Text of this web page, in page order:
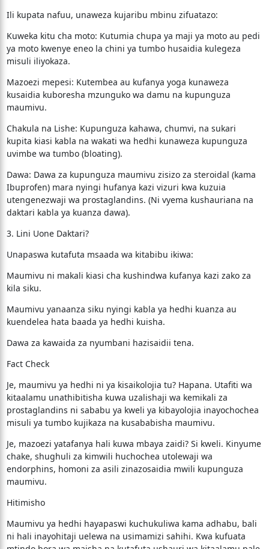
​Ili kupata nafuu, unaweza kujaribu mbinu zifuatazo:
​Kuweka kitu cha moto: Kutumia chupa ya maji ya moto au pedi
ya moto kwenye eneo la chini ya tumbo husaidia kulegeza
misuli iliyokaza.
​Mazoezi mepesi: Kutembea au kufanya yoga kunaweza
kusaidia kuboresha mzunguko wa damu na kupunguza
maumivu.
​Chakula na Lishe: Kupunguza kahawa, chumvi, na sukari
kupita kiasi kabla na wakati wa hedhi kunaweza kupunguza
uvimbe wa tumbo (bloating).
​Dawa: Dawa za kupunguza maumivu zisizo za steroidal (kama
Ibuprofen) mara nyingi hufanya kazi vizuri kwa kuzuia
utengenezwaji wa prostaglandins. (Ni vyema kushauriana na
daktari kabla ya kuanza dawa).
​3. Lini Uone Daktari?
​Unapaswa kutafuta msaada wa kitabibu ikiwa:
​Maumivu ni makali kiasi cha kushindwa kufanya kazi zako za
kila siku.
​Maumivu yanaanza siku nyingi kabla ya hedhi kuanza au
kuendelea hata baada ya hedhi kuisha.
​Dawa za kawaida za nyumbani hazisaidii tena.
​Fact Check
​Je, maumivu ya hedhi ni ya kisaikolojia tu? Hapana. Utafiti wa
kitaalamu unathibitisha kuwa uzalishaji wa kemikali za
prostaglandins ni sababu ya kweli ya kibayolojia inayochochea
misuli ya tumbo kujikaza na kusababisha maumivu.
​Je, mazoezi yatafanya hali kuwa mbaya zaidi? Si kweli. Kinyume
chake, shughuli za kimwili huchochea utolewaji wa
endorphins, homoni za asili zinazosaidia mwili kupunguza
maumivu.
​Hitimisho
​Maumivu ya hedhi hayapaswi kuchukuliwa kama adhabu, bali
ni hali inayohitaji uelewa na usimamizi sahihi. Kwa kufuata